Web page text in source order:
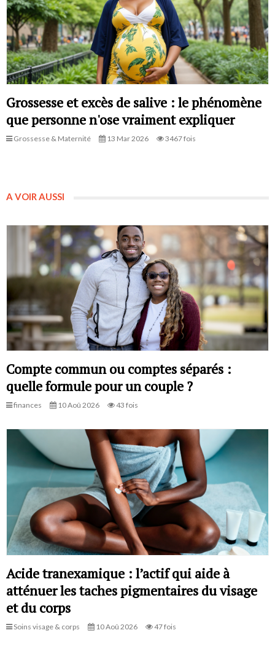
Grossesse et excès de salive : le phénomène
que personne n'ose vraiment expliquer
Grossesse & Maternité 13 Mar 2026 3467 fois
A VOIR AUSSI
Compte commun ou comptes séparés :
quelle formule pour un couple ?
finances 10 Aoû 2026 43 fois
Acide tranexamique : l’actif qui aide à
atténuer les taches pigmentaires du visage
et du corps
Soins visage & corps 10 Aoû 2026 47 fois